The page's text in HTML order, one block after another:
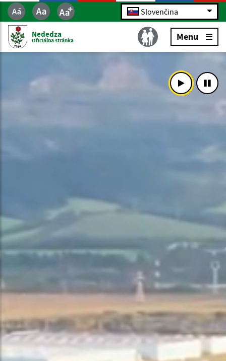
Slovenčina
Nededza
Oficiálna stránka Menu